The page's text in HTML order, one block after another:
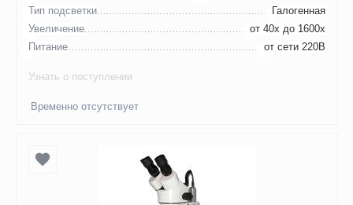
Тип подсветки
Галогенная
Увеличение
от 40х до 1600х
Питание
от сети 220В
Узнать о поступлении
Временно отсутствует